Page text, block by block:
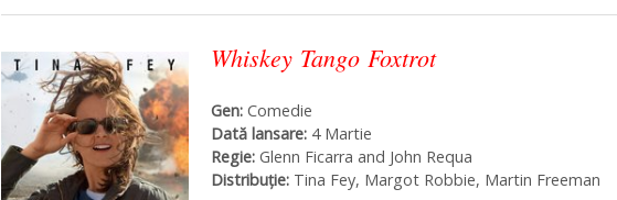
Whiskey Tango Foxtrot
Gen: Comedie
Dată lansare: 4 Martie
Regie: Glenn Ficarra and John Requa
Distribuţie: Tina Fey, Margot Robbie, Martin Freeman